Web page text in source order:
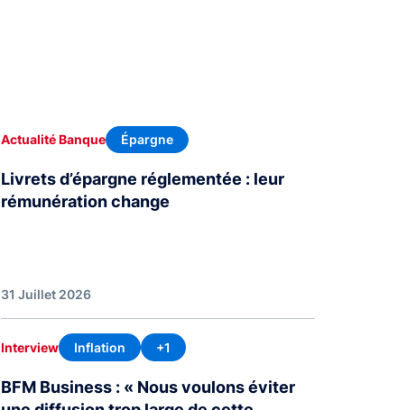
Actualité Banque Épargne
Livrets d’épargne réglementée : leur
rémunération change
31 Juillet 2026
Interview Inflation +1
BFM Business : « Nous voulons éviter